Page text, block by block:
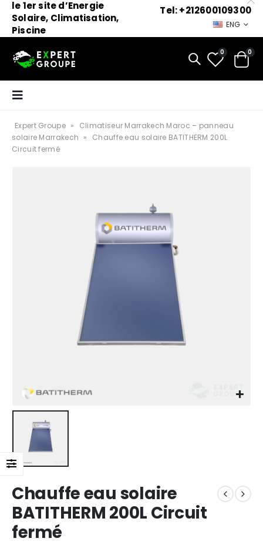
le 1er site d’Energie
Solaire, Climatisation,
Piscine
Tel: +212600109300
ENG
0 0
Expert Groupe »
Climatiseur Marrakech Maroc – panneau
solaire Marrakech »
Chauffe eau solaire BATITHERM 200L
Circuit fermé
Chauffe eau solaire
BATITHERM 200L Circuit
fermé